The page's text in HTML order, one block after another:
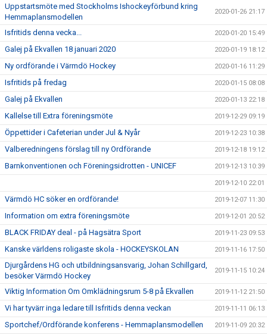
Uppstartsmöte med Stockholms Ishockeyförbund kring
Hemmaplansmodellen
2020-01-26 21:17
Isfritids denna vecka... 2020-01-20 15:49
Galej på Ekvallen 18 januari 2020 2020-01-19 18:12
Ny ordförande i Värmdö Hockey 2020-01-16 11:29
Isfritids på fredag 2020-01-15 08:08
Galej på Ekvallen 2020-01-13 22:18
Kallelse till Extra föreningsmöte 2019-12-29 09:19
Öppettider i Cafeterian under Jul & Nyår 2019-12-23 10:38
Valberedningens förslag till ny Ordförande 2019-12-18 19:12
Barnkonventionen och Föreningsidrotten - UNICEF 2019-12-13 10:39
2019-12-10 22:01
Värmdö HC söker en ordförande! 2019-12-07 11:30
Information om extra föreningsmöte 2019-12-01 20:52
BLACK FRIDAY deal - på Hagsätra Sport 2019-11-23 09:53
Kanske världens roligaste skola - HOCKEYSKOLAN 2019-11-16 17:50
Djurgårdens HG och utbildningsansvarig, Johan Schillgard,
besöker Värmdö Hockey
2019-11-15 10:24
Viktig Information Om Omklädningsrum 5-8 på Ekvallen 2019-11-12 21:50
Vi har tyvärr inga ledare till Isfritids denna veckan 2019-11-11 06:13
Sportchef/Ordförande konferens - Hemmaplansmodellen 2019-11-09 20:32